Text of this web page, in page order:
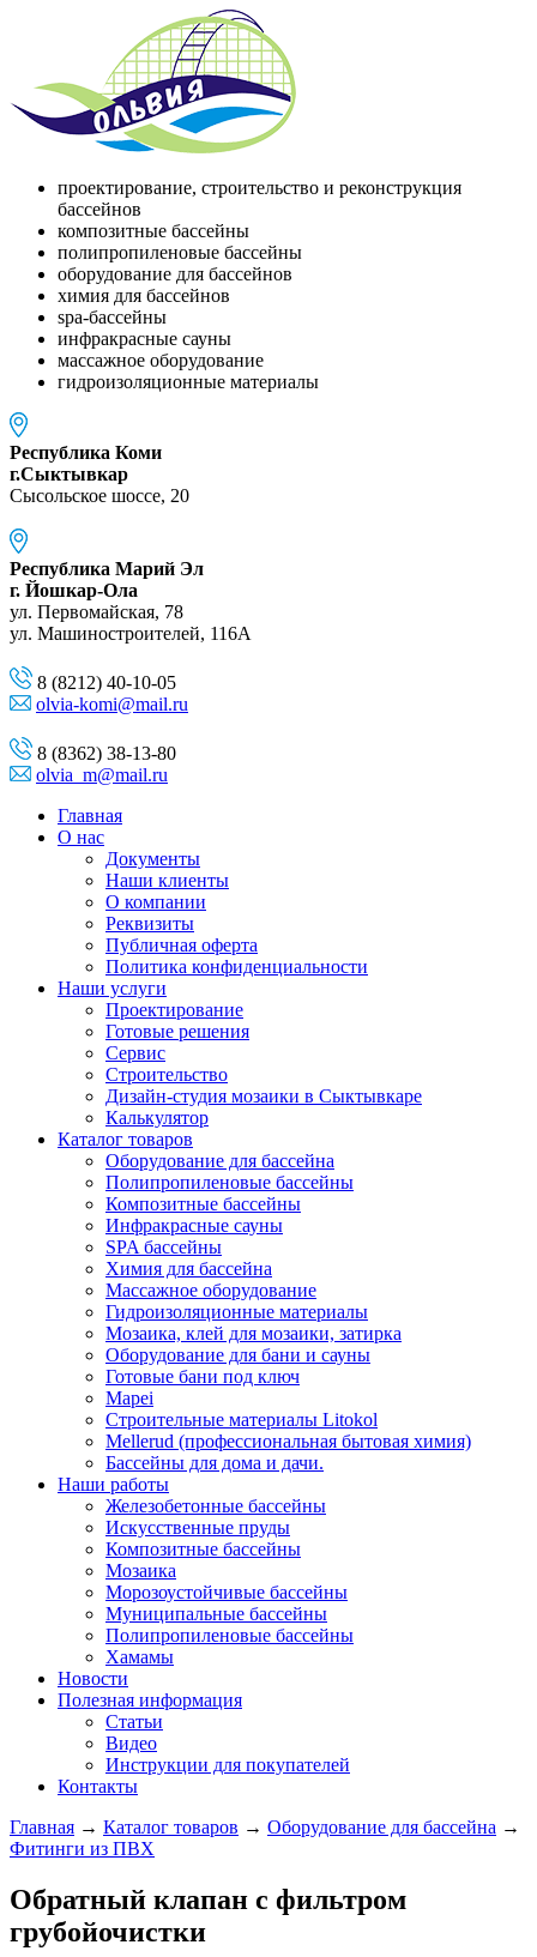
проектирование, строительство и реконструкция
бассейнов
композитные бассейны
полипропиленовые бассейны
оборудование для бассейнов
химия для бассейнов
spa-бассейны
инфракрасные сауны
массажное оборудование
гидроизоляционные материалы
Республика Коми
г.Сыктывкар
Сысольское шоссе, 20
Республика Марий Эл
г. Йошкар-Ола
ул. Первомайская, 78
ул. Машиностроителей, 116A
8 (8212) 40-10-05
olvia-komi@mail.ru
8 (8362) 38-13-80
olvia_m@mail.ru
Главная
О нас
Документы
Наши клиенты
О компании
Реквизиты
Публичная оферта
Политика конфиденциальности
Наши услуги
Проектирование
Готовые решения
Сервис
Строительство
Дизайн-студия мозаики в Сыктывкаре
Калькулятор
Каталог товаров
Оборудование для бассейна
Полипропиленовые бассейны
Композитные бассейны
Инфракрасные сауны
SPA бассейны
Химия для бассейна
Массажное оборудование
Гидроизоляционные материалы
Мозаика, клей для мозаики, затирка
Оборудование для бани и сауны
Готовые бани под ключ
Mapei
Строительные материалы Litokol
Mellerud (профессиональная бытовая химия)
Бассейны для дома и дачи.
Наши работы
Железобетонные бассейны
Искусственные пруды
Композитные бассейны
Мозаика
Морозоустойчивые бассейны
Муниципальные бассейны
Полипропиленовые бассейны
Хамамы
Новости
Полезная информация
Статьи
Видео
Инструкции для покупателей
Контакты
Главная → Каталог товаров → Оборудование для бассейна →
Фитинги из ПВХ
Обратный клапан с фильтром
грубойочистки